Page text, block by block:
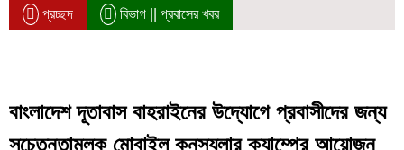
প্রচ্ছদ বিভাগ || প্রবাসের খবর
বাংলাদেশ দূতাবাস বাহরাইনের উদ্যোগে প্রবাসীদের জন্য
সচেতনতামূলক মোবাইল কনস্যুলার ক্যাম্পের আয়োজন